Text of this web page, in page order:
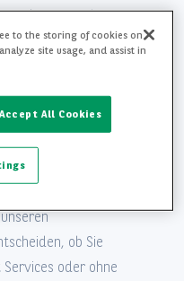
Arval ist einfach! Im
auch im Sinne von
Rate, alles drin.
DEN FOKUS
So haben
ob Sie
oder ohne
to the storing of cookies on
site usage, and assist in
Accept All Cookies